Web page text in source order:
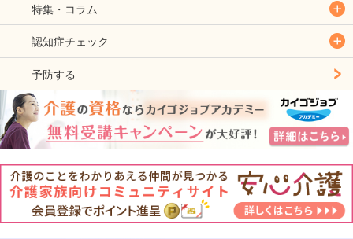
特集・コラム
認知症チェック
予防する